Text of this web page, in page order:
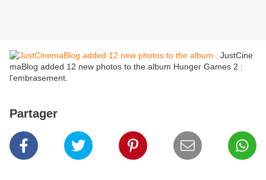
JustCine
maBlog added 12 new photos to the album Hunger Games 2 :
l'embrasement.
Partager